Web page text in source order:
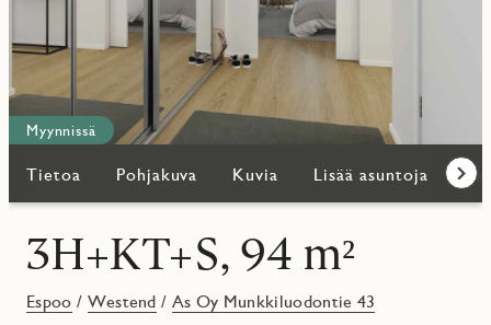
Myynnissä
Tietoa Pohjakuva Kuvia Lisää asuntoja
3H+KT+S, 94 m²
Espoo / Westend / As Oy Munkkiluodontie 43